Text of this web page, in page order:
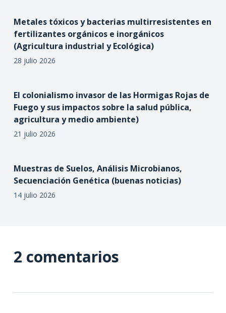
Metales tóxicos y bacterias multirresistentes en
fertilizantes orgánicos e inorgánicos
(Agricultura industrial y Ecológica)
28 julio 2026
El colonialismo invasor de las Hormigas Rojas de
Fuego y sus impactos sobre la salud pública,
agricultura y medio ambiente)
21 julio 2026
Muestras de Suelos, Análisis Microbianos,
Secuenciación Genética (buenas noticias)
14 julio 2026
2 comentarios